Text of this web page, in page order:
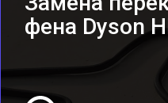
фена Dyson